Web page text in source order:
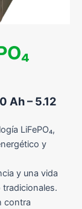
Ah – 5.12
LiFePO₄,
y
y una vida
contra